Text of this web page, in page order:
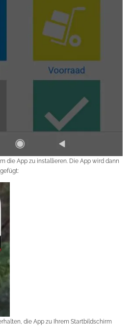
die App zu installieren. Die App wird dann
die App zu Ihrem Startbildschirm